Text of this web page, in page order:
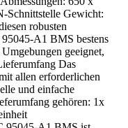
Schnittstelle Gewicht:
robusten
A1 BMS bestens
geeignet,
Das
allen erforderlichen
und einfache
gehören: 1x